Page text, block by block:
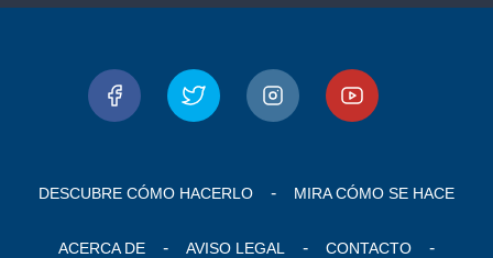
DESCUBRE CÓMO HACERLO MIRA CÓMO SE HACE
ACERCA DE AVISO LEGAL CONTACTO